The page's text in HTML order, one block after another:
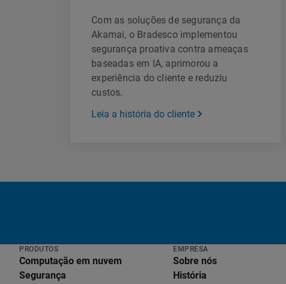
Com as soluções de segurança da
Akamai, o Bradesco implementou
segurança proativa contra ameaças
baseadas em IA, aprimorou a
experiência do cliente e reduziu
custos.
Leia a história do cliente
PRODUTOS
Computação em nuvem
Segurança
EMPRESA
Sobre nós
História